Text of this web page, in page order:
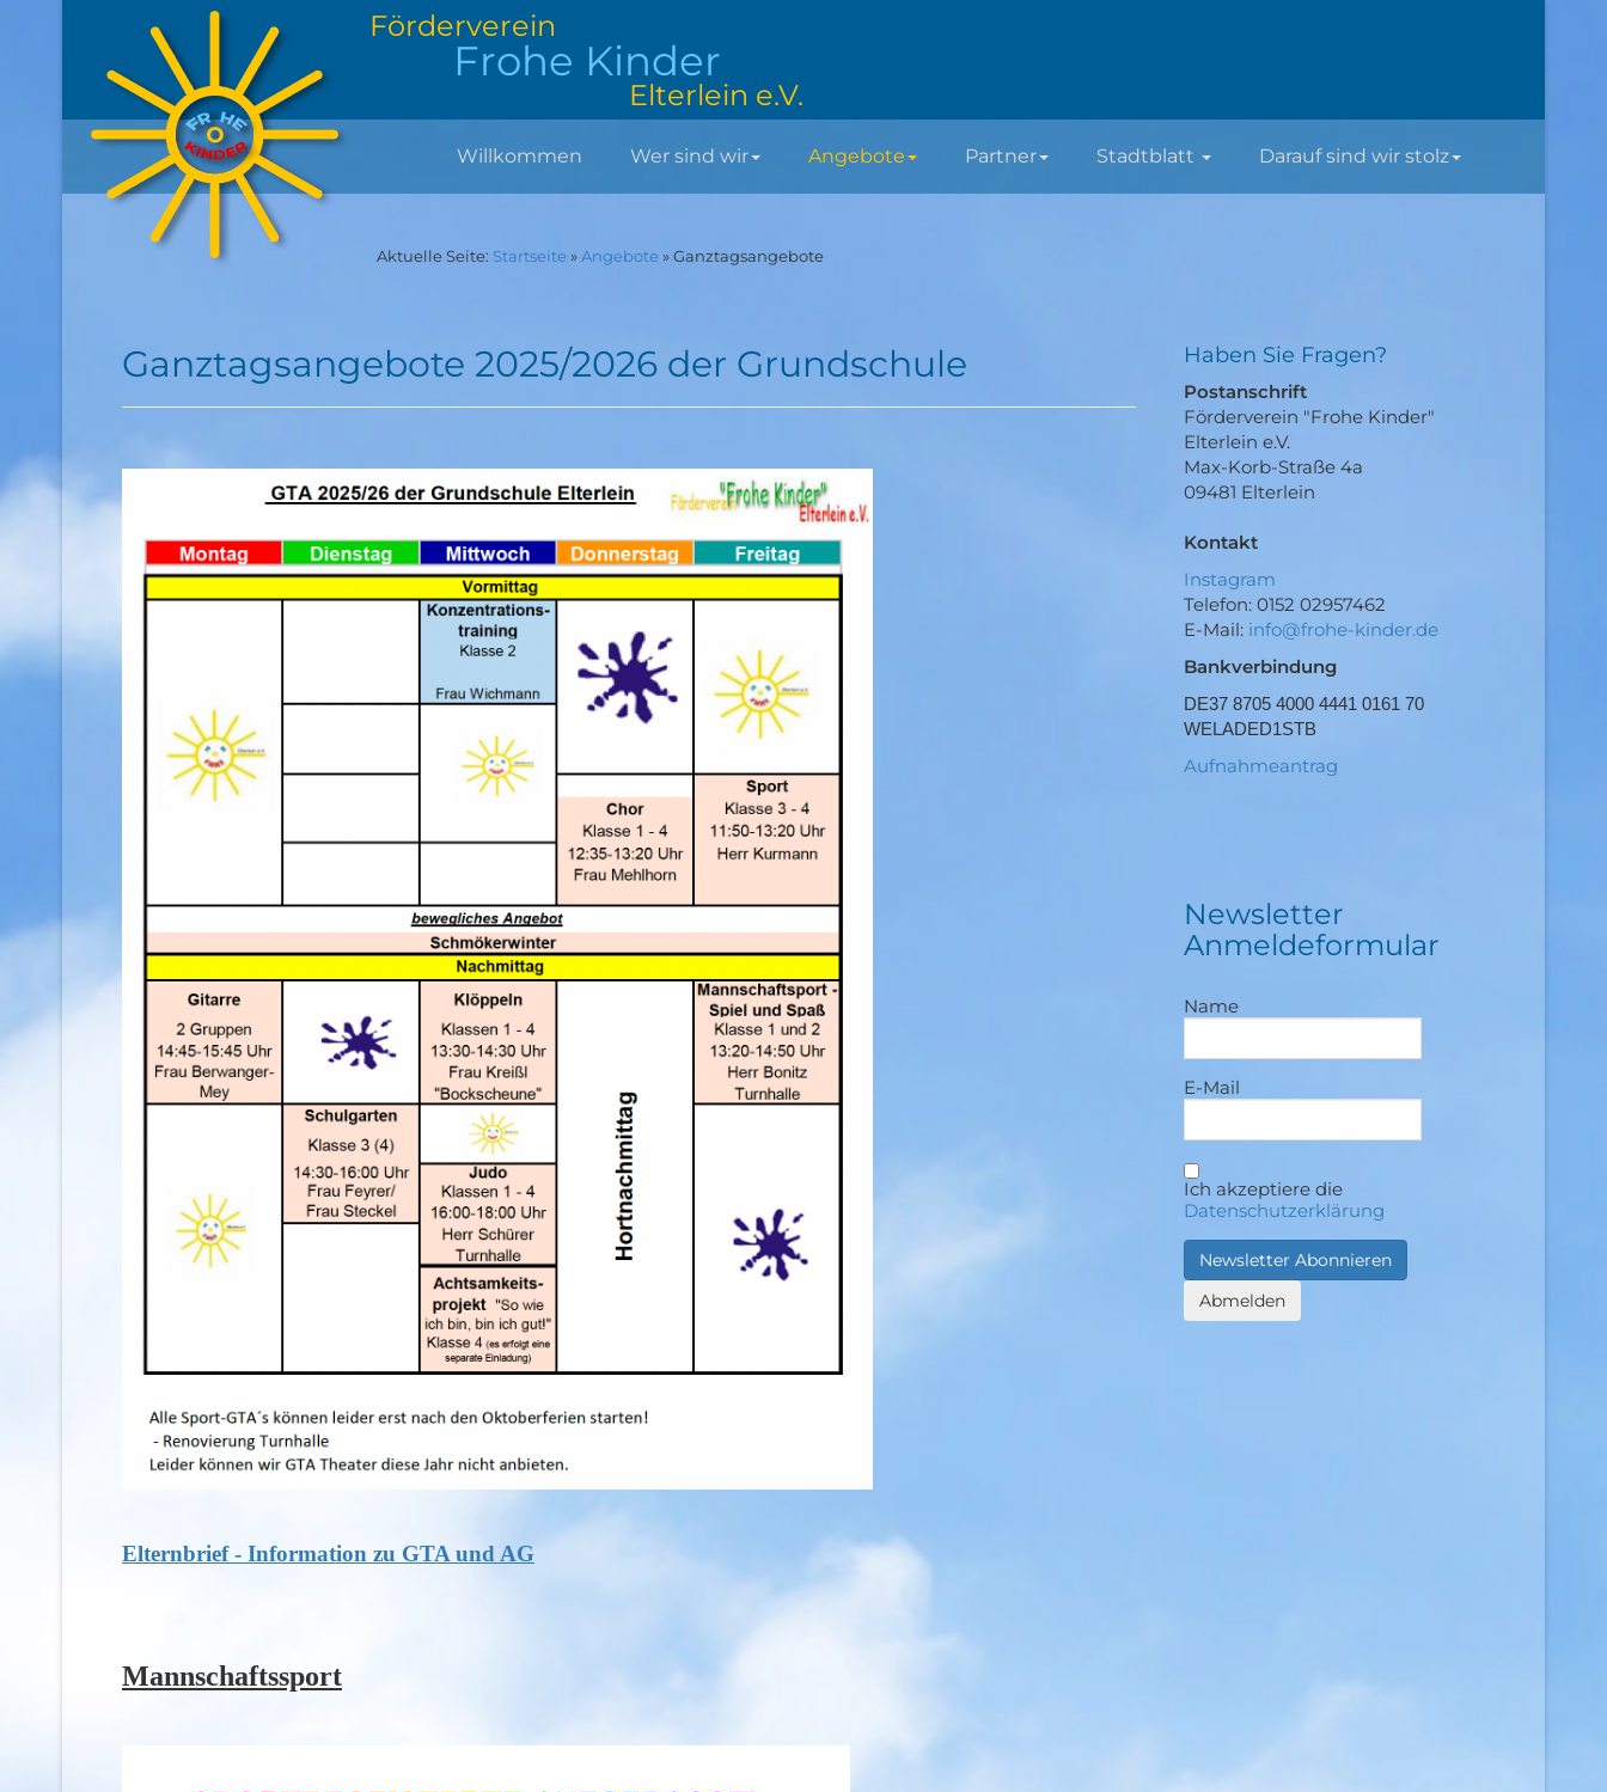
Förderverein
Frohe Kinder
Elterlein e.V.
Willkommen Wer sind wir Angebote Partner Stadtblatt Darauf sind wir stolz
Aktuelle Seite: Startseite » Angebote »Ganztagsangebote
Ganztagsangebote 2025/2026 der Grundschule
Elternbrief - Information zu GTA und AG
Mannschaftssport
Haben Sie Fragen?
Postanschrift
Förderverein "Frohe Kinder"
Elterlein e.V.
Max-Korb-Straße 4a
09481 Elterlein
Kontakt
Instagram
Telefon: 0152 02957462
E-Mail: info@frohe-kinder.de
Bankverbindung
DE37 8705 4000 4441 0161 70
WELADED1STB
Aufnahmeantrag
Newsletter
Anmeldeformular
Name
E-Mail
Ich akzeptiere die
Datenschutzerklärung